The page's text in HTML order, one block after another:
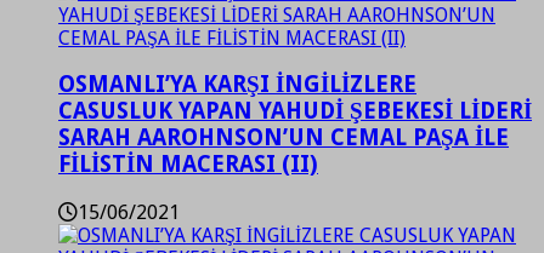
OSMANLI’YA KARŞI İNGİLİZLERE
CASUSLUK YAPAN YAHUDİ ŞEBEKESİ LİDERİ
SARAH AAROHNSON’UN CEMAL PAŞA İLE
FİLİSTİN MACERASI (II)
15/06/2021